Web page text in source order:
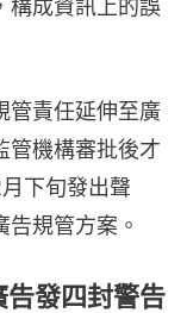
構成資訊上的誤
管責任延伸至廣
管機構審批後才
下旬發出聲
規管方案。
發四封警告